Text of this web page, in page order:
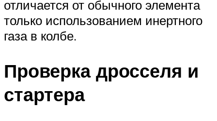
отличается от обычного элемента
только использованием инертного
газа в колбе.
Проверка дросселя и
стартера